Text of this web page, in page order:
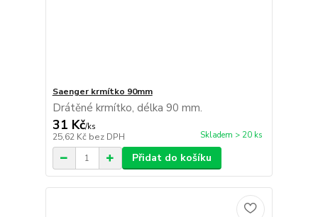
Saenger krmítko 90mm
Drátěné krmítko, délka 90 mm.
31 Kč/ks
25,62 Kč bez DPH Skladem > 20 ks
Přidat do košíku